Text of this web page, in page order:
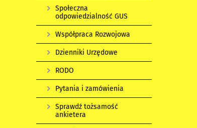
Społeczna
odpowiedzialność GUS
Współpraca Rozwojowa
Dzienniki Urzędowe
RODO
Pytania i zamówienia
Sprawdź tożsamość
ankietera